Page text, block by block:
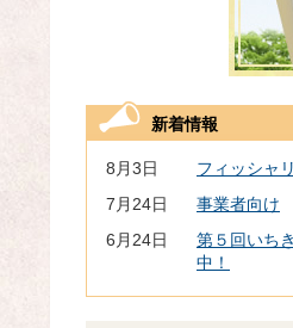
新着情報
8月3日
フィッシャ
7月24日
事業者向け
6月24日
第５回いち
中！